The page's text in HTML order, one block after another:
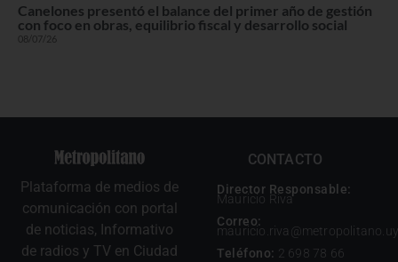
Canelones presentó el balance del primer año de gestión
con foco en obras, equilibrio fiscal y desarrollo social
08/07/26
Plataforma de medios de
comunicación con portal
de noticias, Informativo
de radios y TV en Ciudad
CONTACTO
Director Responsable:
Mauricio Riva
Correo:
mauricio.riva@metropolitano.uy
Teléfono: 2 698 78 66